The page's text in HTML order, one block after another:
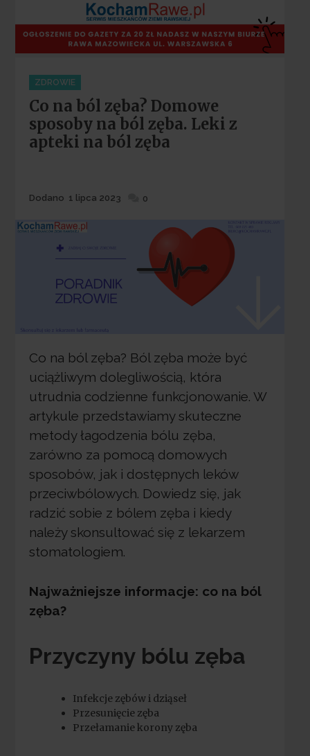
Categories
ZDROWIE
Co na ból zęba? Domowe
sposoby na ból zęba. Leki z
apteki na ból zęba
Dodane
Dodano 1 lipca 2023 0
Co na ból zęba? Ból zęba może być
uciążliwym dolegliwością, która
utrudnia codzienne funkcjonowanie. W
artykule przedstawiamy skuteczne
metody łagodzenia bólu zęba,
zarówno za pomocą domowych
sposobów, jak i dostępnych leków
przeciwbólowych. Dowiedz się, jak
radzić sobie z bólem zęba i kiedy
należy skonsultować się z lekarzem
stomatologiem.
Najważniejsze informacje: co na ból
zęba?
Przyczyny bólu zęba
Infekcje zębów i dziąseł
Przesunięcie zęba
Przełamanie korony zęba